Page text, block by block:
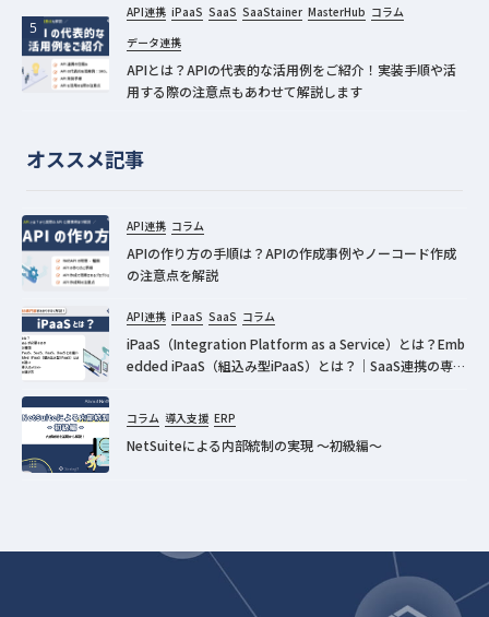
API連携 iPaaS SaaS SaaStainer MasterHub コラム
データ連携
APIとは？APIの代表的な活用例をご紹介！実装手順や活
用する際の注意点もあわせて解説します
オススメ記事
API連携 コラム
APIの作り方の手順は？APIの作成事例やノーコード作成
の注意点を解説
API連携 iPaaS SaaS コラム
iPaaS（Integration Platform as a Service）とは？Emb
edded iPaaS（組込み型iPaaS）とは？｜SaaS連携の専門
コラム 導入支援 ERP
NetSuiteによる内部統制の実現 ～初級編～